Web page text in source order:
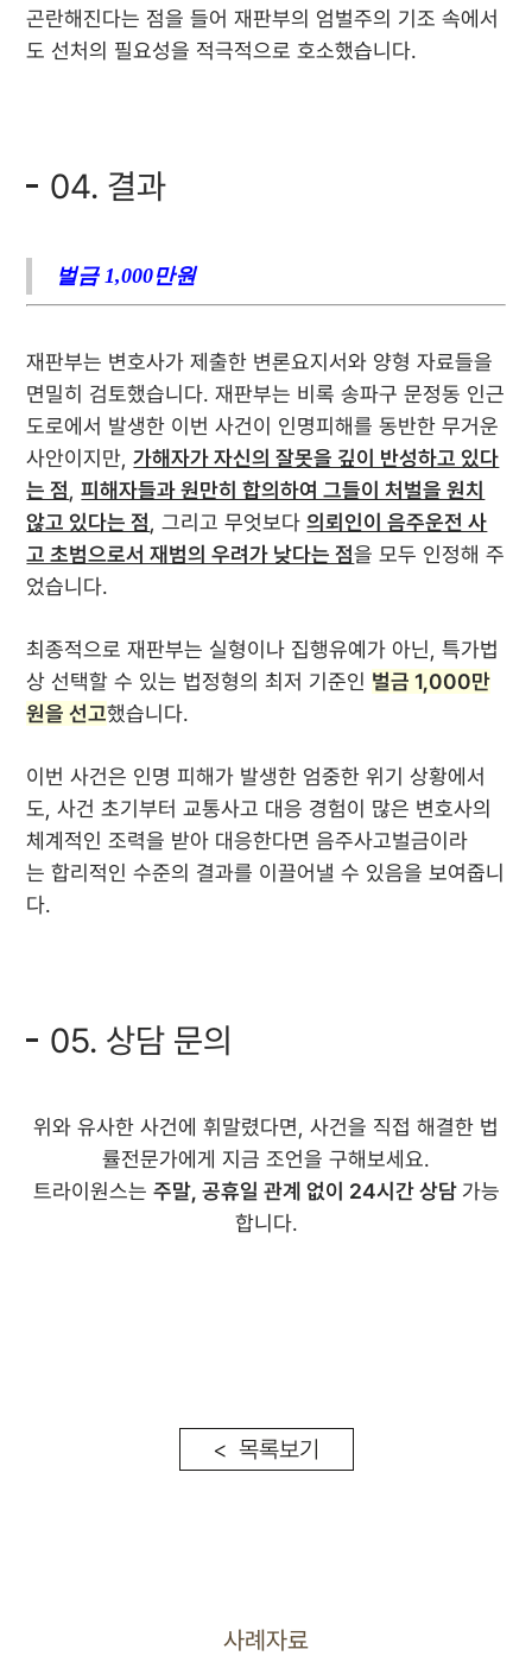
곤란해진다는 점을 들어 재판부의 엄벌주의 기조 속에서
도 선처의 필요성을 적극적으로 호소했습니다.
04. 결과
벌금 1,000만원
재판부는 변호사가 제출한 변론요지서와 양형 자료들을
면밀히 검토했습니다. 재판부는 비록 송파구 문정동 인근
도로에서 발생한 이번 사건이 인명피해를 동반한 무거운
사안이지만,가해자가 자신의 잘못을 깊이 반성하고 있다
는 점,피해자들과 원만히 합의하여 그들이 처벌을 원치
않고 있다는 점, 그리고 무엇보다의뢰인이 음주운전 사
고 초범으로서 재범의 우려가 낮다는 점을 모두 인정해 주
었습니다.
최종적으로 재판부는 실형이나 집행유예가 아닌, 특가법
상 선택할 수 있는 법정형의 최저 기준인 벌금 1,000만
원을 선고했습니다.
이번 사건은 인명 피해가 발생한 엄중한 위기 상황에서
도, 사건 초기부터 교통사고 대응 경험이 많은 변호사의
체계적인 조력을 받아 대응한다면 음주사고벌금이라
는 합리적인 수준의 결과를 이끌어낼 수 있음을 보여줍니
다.
05. 상담 문의
위와 유사한 사건에 휘말렸다면, 사건을 직접 해결한 법
률전문가에게 지금 조언을 구해보세요.
트라이원스는 주말, 공휴일 관계 없이 24시간 상담 가능
합니다.
< 목록보기
사례자료